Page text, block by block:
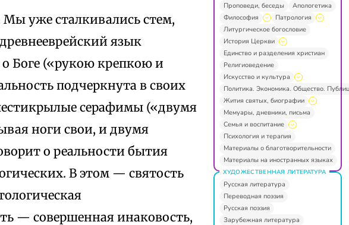
уже сталкивались стем,
язык
Боге («рукою крепкою и
подчеркнута в своих
серафимы («двумя
ноги свои, и двумя
о реальности бытия
В этом — святость
— совершенная инаковость,
Проповеди, беседы
Апологетика
Философия
Патрология
Литургическое богословие
История Церкви
Единство и разделения христиан
Религиоведение
Искусство и культура
Политика. Экономика. Общество.
Жития святых, биографии
Мемуары, дневники, письма
Семья и воспитание
Психология и терапия
Материалы о благотворительности
Материалы на иностранных языках
ХУДОЖЕСТВЕННАЯ ЛИТЕРАТУРА
Русская литература
Переводная поэзия
Русская поэзия
Зарубежная литература